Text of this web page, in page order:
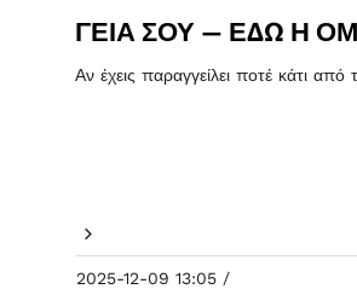
ΓΕΙΑ ΣΟΥ — ΕΔΏ Η
Αν έχεις παραγγείλει ποτέ κάτι
2025-12-09 13:05 /